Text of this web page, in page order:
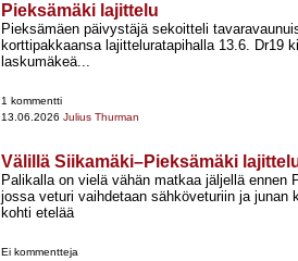
Pieksämäki lajittelu
Pieksämäen päivystäjä sekoitteli
korttipakkaansa lajitteluratapihalla 13.6. Dr19
laskumäkeä...
1 kommentti
13.06.2026 Julius Thurman
Välillä Siikamäki–Pieksämäki
Palikalla on vielä vähän matkaa jäljellä ennen
jossa veturi vaihdetaan sähköveturiin ja junan
kohti etelää
Ei kommentteja